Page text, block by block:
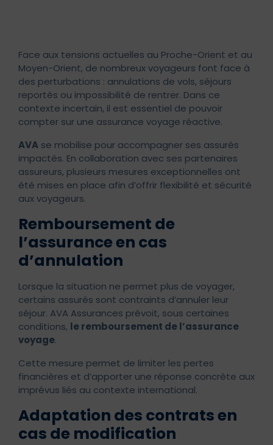
Face aux tensions actuelles au Proche-Orient et au
Moyen-Orient, de nombreux voyageurs font face à
des perturbations : annulations de vols, séjours
reportés ou impossibilité de rentrer. Dans ce
contexte incertain, il est essentiel de pouvoir
compter sur une assurance voyage réactive.
AVA se mobilise pour accompagner ses assurés
impactés. En collaboration avec ses partenaires
assureurs, plusieurs mesures exceptionnelles ont
été mises en place afin d’offrir flexibilité et sécurité
aux voyageurs.
Remboursement de
l’assurance en cas
d’annulation
Lorsque la situation ne permet plus de voyager,
certains assurés sont contraints d’annuler leur
séjour. AVA Assurances prévoit, sous certaines
conditions, le remboursement de l’assurance
voyage.
Cette mesure permet de limiter les pertes
financières et d’apporter une réponse concrète aux
imprévus liés au contexte international.
Adaptation des contrats en
cas de modification